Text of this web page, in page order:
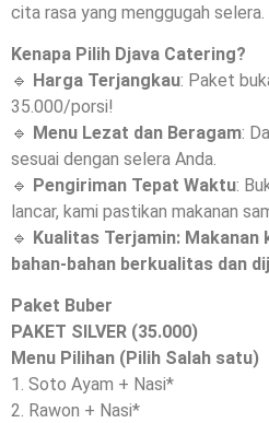
cita rasa yang menggugah selera.
Kenapa Pilih Djava Catering?
🔹 Harga Terjangkau: Paket
35.000/porsi!
🔹 Menu Lezat dan Beragam:
sesuai dengan selera Anda.
🔹 Pengiriman Tepat Waktu:
lancar, kami pastikan makanan
🔹 Kualitas Terjamin: Makanan
bahan-bahan berkualitas dan
Paket Buber
PAKET SILVER (35.000)
Menu Pilihan (Pilih Salah satu)
1. Soto Ayam + Nasi*
2. Rawon + Nasi*